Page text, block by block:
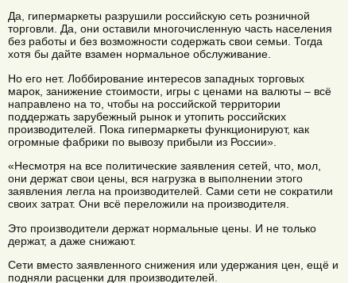
Да, гипермаркеты разрушили российскую сеть розничной
торговли. Да, они оставили многочисленную часть населения
без работы и без возможности содержать свои семьи. Тогда
хотя бы дайте взамен нормальное обслуживание.
Но его нет. Лоббирование интересов западных торговых
марок, занижение стоимости, игры с ценами на валюты – всё
направлено на то, чтобы на российской территории
поддержать зарубежный рынок и утопить российских
производителей. Пока гипермаркеты функционируют, как
огромные фабрики по вывозу прибыли из России».
«Несмотря на все политические заявления сетей, что, мол,
они держат свои цены, вся нагрузка в выполнении этого
заявления легла на производителей. Сами сети не сократили
своих затрат. Они всё переложили на производителя.
Это производители держат нормальные цены. И не только
держат, а даже снижают.
Сети вместо заявленного снижения или удержания цен, ещё и
подняли расценки для производителей.